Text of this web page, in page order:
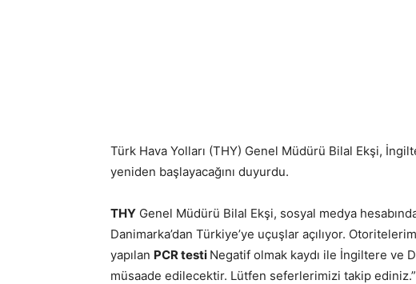
Türk Hava Yolları (THY) Genel Müdürü Bilal Ekşi,
yeniden başlayacağını duyurdu.
THY Genel Müdürü Bilal Ekşi, sosyal medya
Danimarka’dan Türkiye’ye uçuşlar açılıyor.
yapılan PCR testi Negatif olmak kaydı ile İngiltere ve
müsaade edilecektir. Lütfen seferlerimizi takip